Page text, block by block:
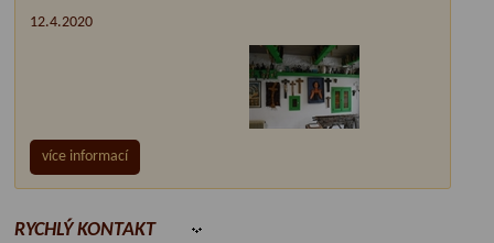
12.4.2020
více informací
RYCHLÝ KONTAKT